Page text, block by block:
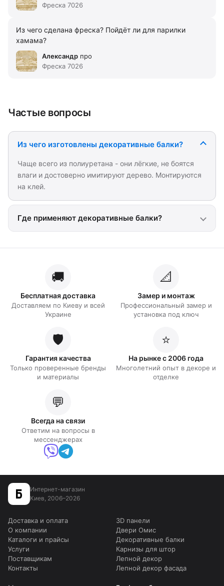
Фреска 7026
Из чего сделана фреска? Пойдёт ли для парилки
хамама?
Александр про
Фреска 7026
Частые вопросы
Из чего изготовлены декоративные балки?
Чаще всего из полиуретана - они лёгкие, не боятся
влаги и достоверно имитируют дерево. Монтируются
на клей.
Где применяют декоративные балки?
🚚
Бесплатная доставка
Доставляем по Киеву и всей
Украине
📐
Замер и монтаж
Профессиональный замер и
установка под ключ
🛡️
Гарантия качества
Только проверенные бренды
и материалы
⭐
На рынке с 2006 года
Многолетний опыт в декоре и
отделке
💬
Всегда на связи
Ответим на вопросы в
мессенджерах
Интернет-магазин
Киев, 2006–2026
Доставка и оплата
О компании
Каталоги и прайсы
Услуги
Поставщикам
Контакты
3D панели
Двери Омис
Декоративные балки
Карнизы для штор
Лепной декор
Лепной декор фасада